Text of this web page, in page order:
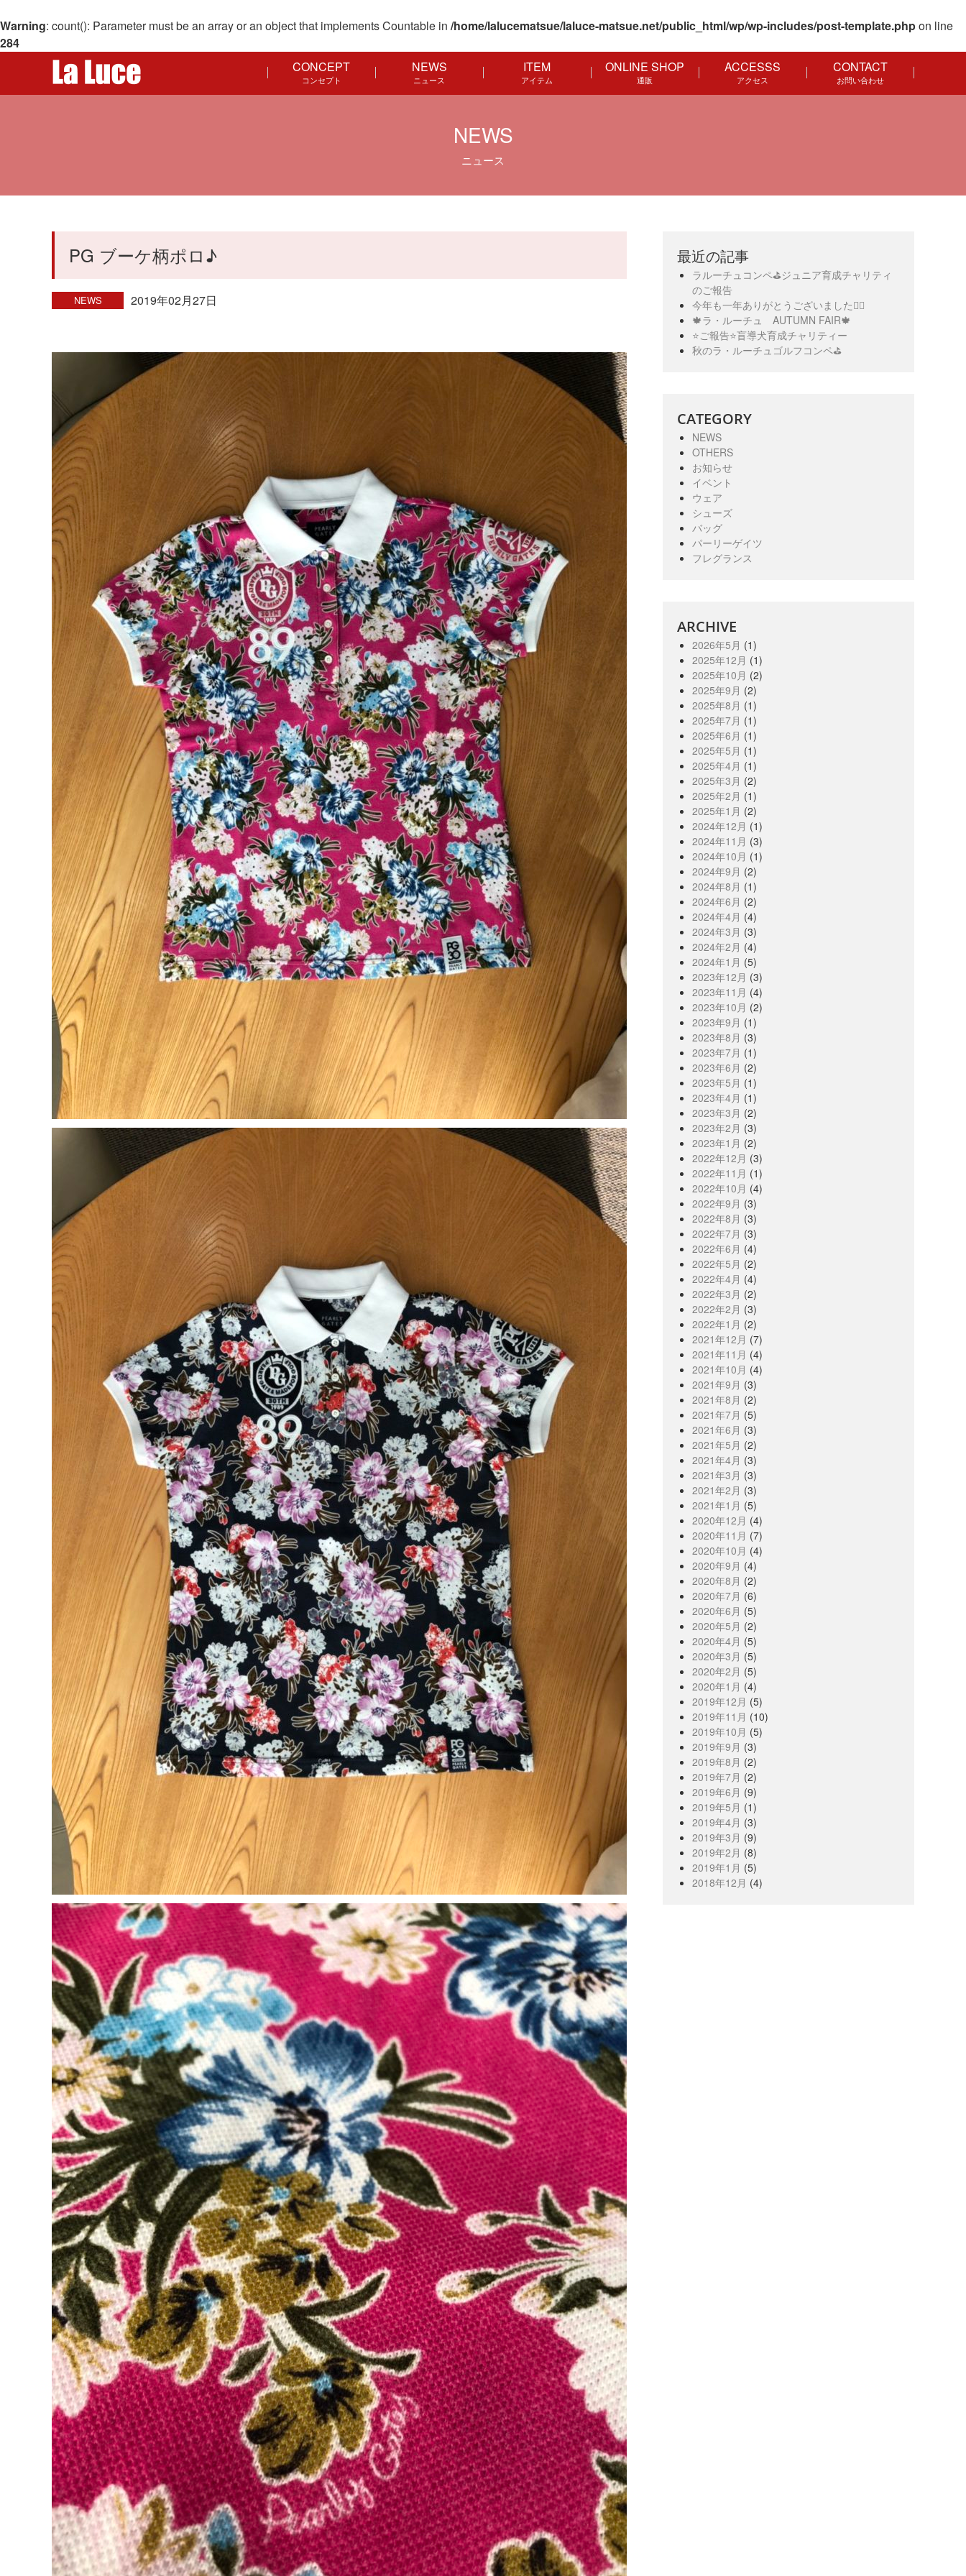
Warning: count(): Parameter must be an array or an object that implements Countable in /home/lalucematsue/laluce-matsue.net/public_html/wp/wp-includes/post-template.phpon line
284
CONCEPT
コンセプト
NEWS
ニュース
ITEM
アイテム
ONLINE SHOP
通販
ACCESSS
アクセス
CONTACT
お問い合わせ
NEWS
ニュース
PG ブーケ柄ポロ♪
NEWS 2019年02月27日
最近の記事
ラルーチュコンペ⛳️ジュニア育成チャリティ
のご報告
今年も一年ありがとうございました🙇‍♀️
🍁ラ・ルーチュ AUTUMN FAIR🍁
⭐️ご報告⭐️盲導犬育成チャリティー
秋のラ・ルーチュゴルフコンペ⛳️
CATEGORY
NEWS
OTHERS
お知らせ
イベント
ウェア
シューズ
バッグ
パーリーゲイツ
フレグランス
ARCHIVE
2026年5月 (1)
2025年12月 (1)
2025年10月 (2)
2025年9月 (2)
2025年8月 (1)
2025年7月 (1)
2025年6月 (1)
2025年5月 (1)
2025年4月 (1)
2025年3月 (2)
2025年2月 (1)
2025年1月 (2)
2024年12月 (1)
2024年11月 (3)
2024年10月 (1)
2024年9月 (2)
2024年8月 (1)
2024年6月 (2)
2024年4月 (4)
2024年3月 (3)
2024年2月 (4)
2024年1月 (5)
2023年12月 (3)
2023年11月 (4)
2023年10月 (2)
2023年9月 (1)
2023年8月 (3)
2023年7月 (1)
2023年6月 (2)
2023年5月 (1)
2023年4月 (1)
2023年3月 (2)
2023年2月 (3)
2023年1月 (2)
2022年12月 (3)
2022年11月 (1)
2022年10月 (4)
2022年9月 (3)
2022年8月 (3)
2022年7月 (3)
2022年6月 (4)
2022年5月 (2)
2022年4月 (4)
2022年3月 (2)
2022年2月 (3)
2022年1月 (2)
2021年12月 (7)
2021年11月 (4)
2021年10月 (4)
2021年9月 (3)
2021年8月 (2)
2021年7月 (5)
2021年6月 (3)
2021年5月 (2)
2021年4月 (3)
2021年3月 (3)
2021年2月 (3)
2021年1月 (5)
2020年12月 (4)
2020年11月 (7)
2020年10月 (4)
2020年9月 (4)
2020年8月 (2)
2020年7月 (6)
2020年6月 (5)
2020年5月 (2)
2020年4月 (5)
2020年3月 (5)
2020年2月 (5)
2020年1月 (4)
2019年12月 (5)
2019年11月 (10)
2019年10月 (5)
2019年9月 (3)
2019年8月 (2)
2019年7月 (2)
2019年6月 (9)
2019年5月 (1)
2019年4月 (3)
2019年3月 (9)
2019年2月 (8)
2019年1月 (5)
2018年12月 (4)